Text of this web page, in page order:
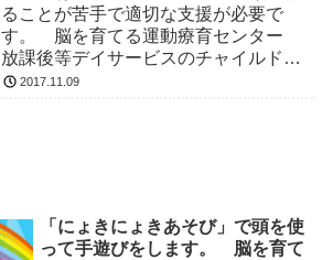
ることが苦手で適切な支援が必要で
す。 脳を育てる運動療育センター
放課後等デイサービスのチャイルド・
ブレイン
2017.11.09
「にょきにょきあそび」で頭を使
って手遊びをします。 脳を育て